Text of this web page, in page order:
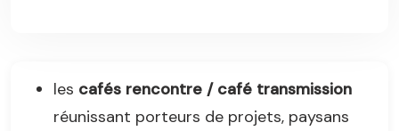
les cafés rencontre / café transmission
réunissant porteurs de projets, paysans